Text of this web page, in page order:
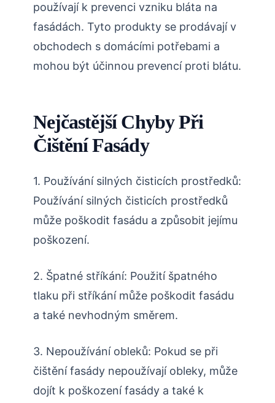
používají k prevenci vzniku bláta na
fasádách. Tyto produkty se prodávají v
obchodech s domácími potřebami a
mohou být účinnou prevencí proti blátu.
Nejčastější Chyby Při
Čištění Fasády
1. Používání silných čisticích prostředků:
Používání silných čisticích prostředků
může poškodit fasádu a způsobit jejímu
poškození.
2. Špatné stříkání: Použití špatného
tlaku při stříkání může poškodit fasádu
a také nevhodným směrem.
3. Nepoužívání obleků: Pokud se při
čištění fasády nepoužívají obleky, může
dojít k poškození fasády a také k